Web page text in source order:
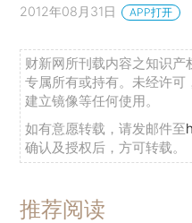
2012年08月31日 APP打开
财新网所刊载内容之知识产
专属所有或持有。未经许可
建立镜像等任何使用。
如有意愿转载，请发邮件至
确认及授权后，方可转载。
推荐阅读